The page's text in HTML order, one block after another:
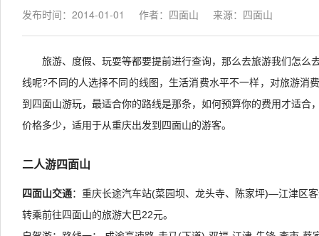
发布时间：2014-01-01 作者：四面山 来源： 四面山
旅游、度假、玩耍等都要提前进行查询，那么去旅游我们怎么
线呢?不同的人选择不同的线图，生活消费水平不一样，对旅游消
到四面山游玩，最适合你的路线是那条，如何预算你的费用才适合
价格多少，适用于从重庆出发到四面山的游客。
二人游四面山
四面山交通：重庆长途汽车站(菜园坝、龙头寺、陈家坪)—江津区
转乘前往四面山的旅游大巴22元。